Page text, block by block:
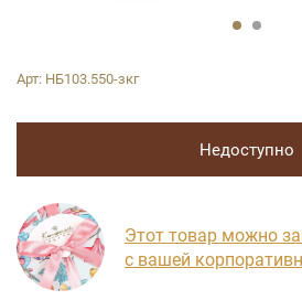
Арт: НБ103.550-зкг
Недоступно
Этот товар можно
с вашей